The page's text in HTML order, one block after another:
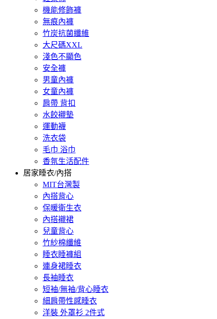
機能修飾褲
無痕內褲
竹炭抗菌纖維
大尺碼XXL
淺色不顯色
安全褲
男童內褲
女童內褲
肩帶 背扣
水餃襯墊
運動襪
洗衣袋
毛巾 浴巾
香氛生活配件
居家睡衣/內搭
MIT台灣製
內搭背心
保暖衛生衣
內搭襯裙
兒童背心
竹紗棉纖維
睡衣睡褲組
連身裙睡衣
長袖睡衣
短袖/無袖/背心睡衣
細肩帶性感睡衣
洋裝 外罩衫 2件式